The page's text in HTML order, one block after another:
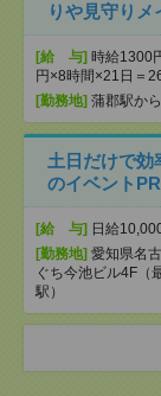
りや見守り
[給 与] 時給
円×8時間×21日＝
[勤務地] 蒲郡駅か
土日だけで効
のイベント
[給 与] 日給
[勤務地] 愛知県名
ぐち今池ビル4F
駅）